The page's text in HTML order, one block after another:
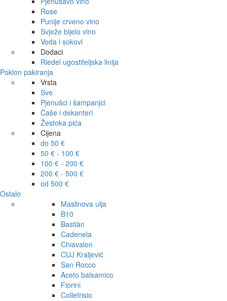
Rose
Punije crveno vino
Svježe bijelo vino
Voda i sokovi
Dodaci
Riedel ugostiteljska linija
Poklon pakiranja
Vrsta
Sve
Pjenušci i šampanjci
Čaše i dekanteri
Žestoka pića
Cijena
do 50 €
50 € - 100 €
100 € - 200 €
200 € - 500 €
od 500 €
Ostalo
Maslinova ulja
B10
Bastiàn
Cadenela
Chiavalon
CUJ Kraljević
San Rocco
Aceto balsamico
Fiorini
Collefrisio